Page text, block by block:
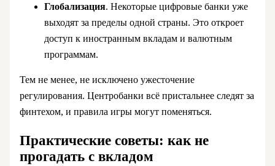
Глобализация. Некоторые цифровые банки уже
выходят за пределы одной страны. Это откроет
доступ к иностранным вкладам и валютным
программам.
Тем не менее, не исключено ужесточение
регулирования. Центробанки всё пристальнее следят за
финтехом, и правила игры могут поменяться.
Практические советы: как не
прогадать с вкладом